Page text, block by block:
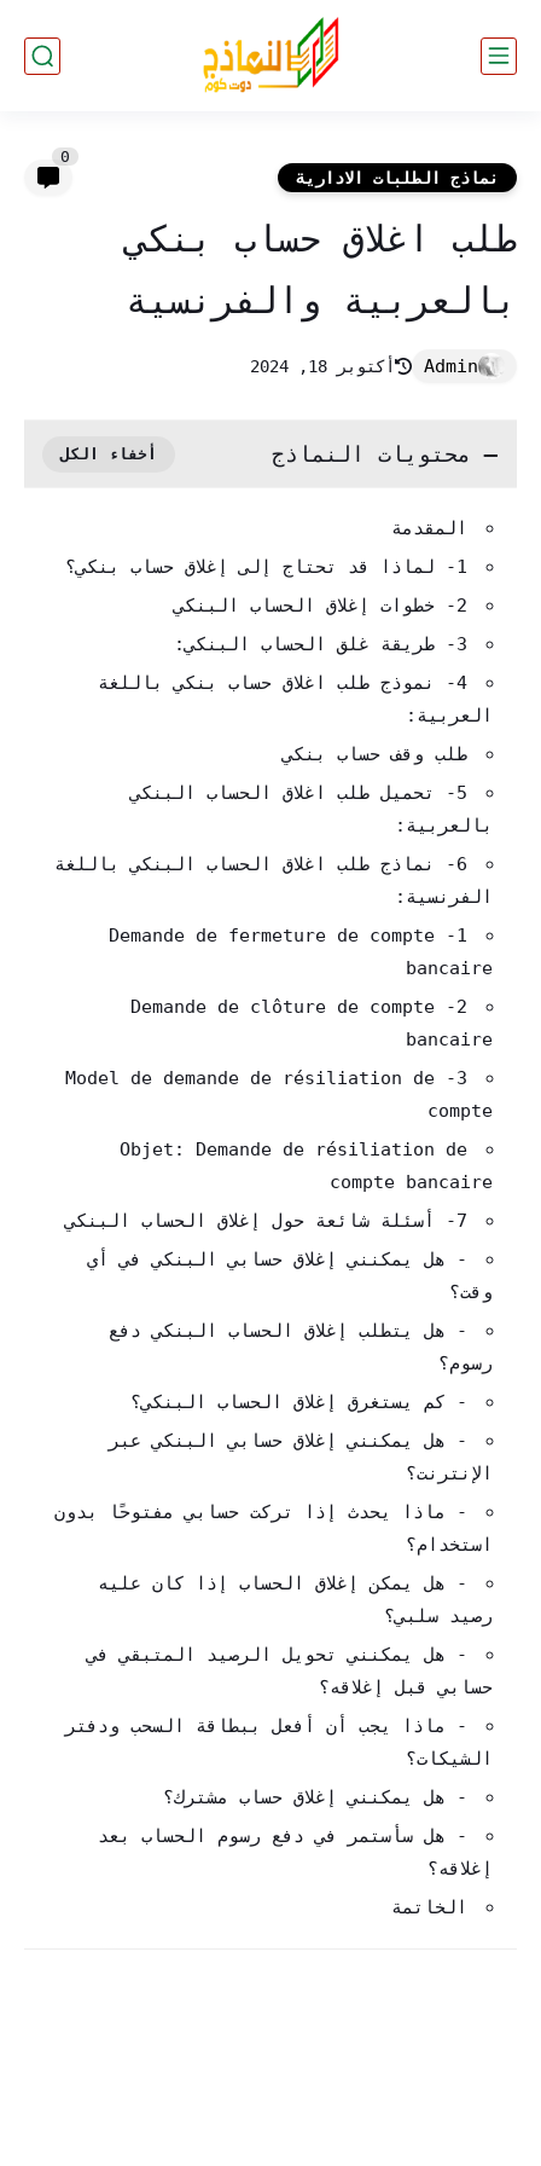
نماذج الطلبات الادارية
0
طلب اغلاق حساب بنكي
بالعربية والفرنسية
أكتوبر 18, 2024
محتويات النماذج
المقدمة
1- لماذا قد تحتاج إلى إغلاق حساب بنكي؟
2- خطوات إغلاق الحساب البنكي
3- طريقة غلق الحساب البنكي:
4- نموذج طلب اغلاق حساب بنكي باللغة
العربية:
طلب وقف حساب بنكي
5- تحميل طلب اغلاق الحساب البنكي
بالعربية:
6- نماذج طلب اغلاق الحساب البنكي باللغة
الفرنسية:
1- Demande de fermeture de compte
bancaire
2- Demande de clôture de compte
bancaire
3- Model de demande de résiliation de
compte
Objet: Demande de résiliation de
compte bancaire
7- أسئلة شائعة حول إغلاق الحساب البنكي
- هل يمكنني إغلاق حسابي البنكي في أي
وقت؟
- هل يتطلب إغلاق الحساب البنكي دفع
رسوم؟
- كم يستغرق إغلاق الحساب البنكي؟
- هل يمكنني إغلاق حسابي البنكي عبر
الإنترنت؟
- ماذا يحدث إذا تركت حسابي مفتوحًا بدون
استخدام؟
- هل يمكن إغلاق الحساب إذا كان عليه
رصيد سلبي؟
- هل يمكنني تحويل الرصيد المتبقي في
حسابي قبل إغلاقه؟
- ماذا يجب أن أفعل ببطاقة السحب ودفتر
الشيكات؟
- هل يمكنني إغلاق حساب مشترك؟
- هل سأستمر في دفع رسوم الحساب بعد
إغلاقه؟
الخاتمة